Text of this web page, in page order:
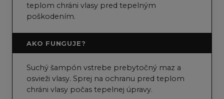
teplom chráni vlasy pred tepelným
poškodením.
AKO FUNGUJE?
Suchý šampón vstrebe prebytočný maz a
osvieži vlasy. Sprej na ochranu pred teplom
chráni vlasy počas tepelnej úpravy.